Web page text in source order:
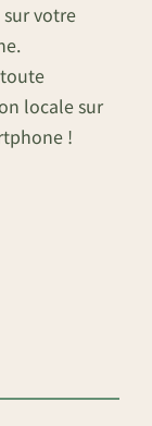
votre
locale sur
!